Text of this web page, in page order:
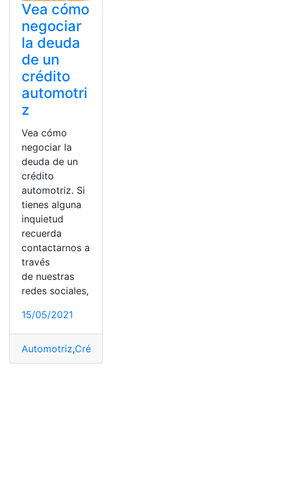
Vea cómo
negociar
la deuda
de un
crédito
automotri
z
Vea cómo
negociar la
deuda de un
crédito
automotriz. Si
tienes alguna
inquietud
recuerda
contactarnos a
través
de nuestras
redes sociales,
15/05/2021
Automotriz,Crédito